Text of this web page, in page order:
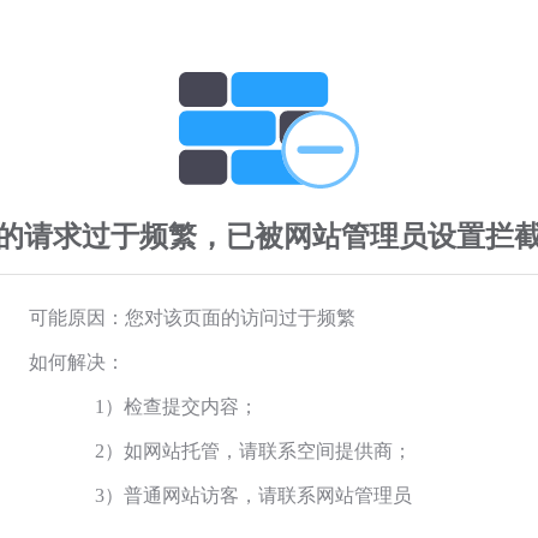
请求过于频繁，已被网站管理员设置拦
可能原因：您对该页面的访问过于频繁
如何解决：
1）检查提交内容；
2）如网站托管，请联系空间提供商；
3）普通网站访客，请联系网站管理员